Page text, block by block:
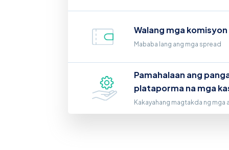
Walang mga komisyon
Mababa lang ang mga spread
Pamahalaan ang
plataporma na mga
Kakayahang magtakda ng